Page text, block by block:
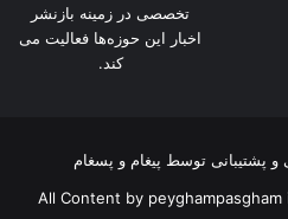
تخصصی در زمینه بازنشر
اخبار این حوزه‌ها فعالیت می
کند.
پشتیبانی توسط پیغام و پسغام
All Content by